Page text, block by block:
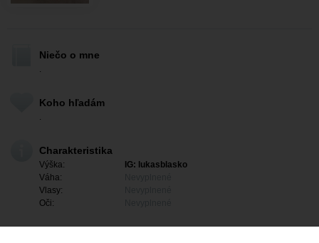
Niečo o mne
.
Koho hľadám
.
Charakteristika
Výška:
IG: lukasblasko
Váha:
Vlasy:
Oči: